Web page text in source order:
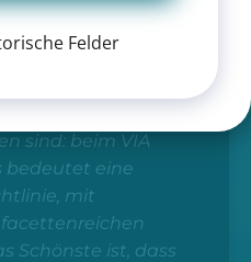
VIA Institut fand
ich, dass ich
sind: beim VIA
bedeutet eine
mit
Schönste ist, dass
Felder